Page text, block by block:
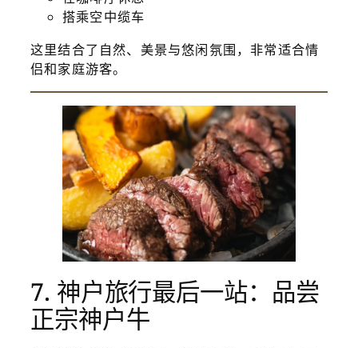
搭乘空中缆车
这里结合了自然、美景与悠闲氛围，非常适合情
侣和家庭游客。
7. 神户旅行最后一站：品尝
正宗神户牛